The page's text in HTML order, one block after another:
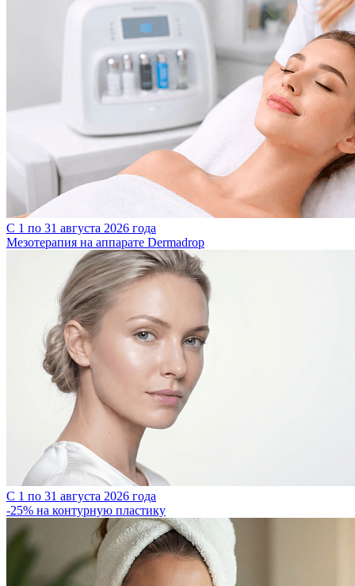
С 1 по 31 августа 2026 года
Мезотерапия на аппарате Dermadrop
С 1 по 31 августа 2026 года
-25% на контурную пластику